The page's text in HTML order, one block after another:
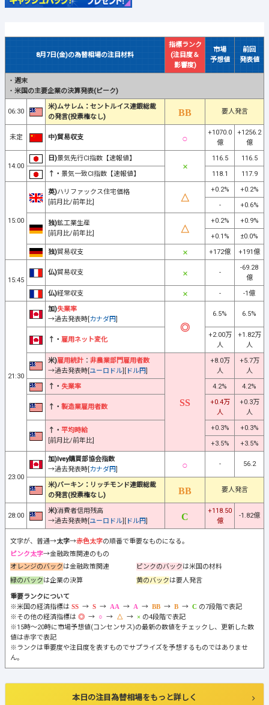
8月7日(金)の為替相場の注目材料
指標ランク
(注目度＆
影響度)
市場
予想値
前回
発表値
・ 週末
・ 米国の主要企業の決算発表(ピーク)
06:30
米)ムサレム：セントルイス連銀総裁
の発言(投票権なし)
要人発言
未定 中)貿易収支
+1070.0
億
+1256.2
億
14:00
日)景気先行CI指数【速報値】 116.5
116.5
↑・ 景気一致CI指数【速報値】 118.1 117.9
15:00
英)ハリファックス住宅価格
[前月比/前年比]
+0.2%
+0.2%
-
+0.6%
独)鉱工業生産
[前月比/前年比]
+0.2%
+0.9%
+0.1%
±0.0%
独)貿易収支 +172億 +191億
15:45
仏)貿易収支 -
-69.28
億
仏)経常収支 - -1億
21:30
加)失業率
→過去発表時[カナダ円]
6.5% 6.5%
↑・ 雇用ネット変化
+2.00万
人
+1.82万
人
米)雇用統計 ： 非農業部門雇用者数
→過去発表時[ユーロドル][ ドル円]
+8.0万
人
+5.7万
人
↑・ 失業率 4.2% 4.2%
↑・ 製造業雇用者数
+0.4万
人
+0.3万
人
↑・ 平均時給
[前月比/前年比]
+0.3%
+0.3%
+3.5%
+3.5%
23:00
加)Ivey購買部協会指数
→過去発表時[カナダ円]
- 56.2
米)バーキン：リッチモンド連銀総裁
の発言(投票権なし)
要人発言
28:00
米)消費者信用残高
→過去発表時[ユーロドル][ ドル円]
+118.50
億
-1.82億
文字が、普通→太字→赤色太字の順番で重要なものになる。
ピンク太字→金融政策関連のもの
オレンジのバックは金融政策関連 ピンクのバックは米国の材料
緑のバックは企業の決算 黄のバックは要人発言
重要ランクについて
※米国の経済指標は
→ → → → → →
の7段階で表記
※その他の経済指標は
→ → →
の4段階で表記
※15時～20時に市場予想値(コンセンサス)の最新の数値をチェックし、更新した数
値は赤字で表記
※ランクは重要度や注目度を表すものでサプライズを予想するものではありませ
ん。
本日の注目為替相場をもっと詳しく